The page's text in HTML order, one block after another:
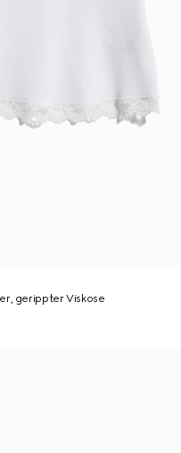
gerippter Viskose